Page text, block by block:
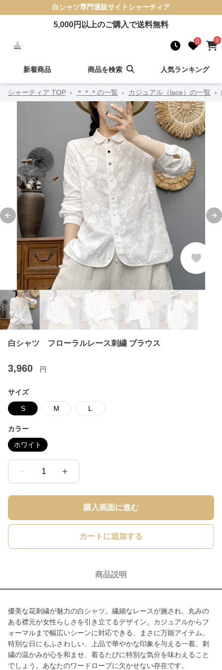
白シャツ専門通販サイト シャーティア
5,000円以上のご購入で送料無料
0 0
新着商品 商品を検索 人気ランキング
シャーティア TOP › ＊＊＊の一覧 › カジュアル（lace）の一覧 ›
Previous slide
白シャツ フローラルレース刺繍 ブラウス
3,960 円
サイズ
S M L
カラー
ホワイト
1
購入画面に進む
カートに追加する
商品説明
優美な花刺繍が魅力の白シャツ。繊細なレースが施され、丸みの
ある襟元が女性らしさを引き立てるデザイン。カジュアルからフ
ォーマルまで幅広いシーンに対応できる、まさに万能アイテム。
特別な日にもふさわしい、上品で華やかな印象を与える一着。刺
繍の温かみが心を和ませ、着るたびに特別な気分を味わえること
でしょう。あなたのワードローブに欠かせない存在です。